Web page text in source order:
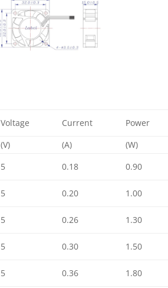
Voltage Current Power
(V)
(A) (W)
5 0.18 0.90
5 0.20 1.00
5 0.26 1.30
5 0.30 1.50
5 0.36 1.80